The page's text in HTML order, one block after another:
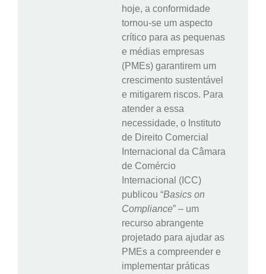
hoje, a conformidade
tornou-se um aspecto
crítico para as pequenas
e médias empresas
(PMEs) garantirem um
crescimento sustentável
e mitigarem riscos. Para
atender a essa
necessidade, o Instituto
de Direito Comercial
Internacional da Câmara
de Comércio
Internacional (ICC)
publicou “Basics on
Compliance” – um
recurso abrangente
projetado para ajudar as
PMEs a compreender e
implementar práticas